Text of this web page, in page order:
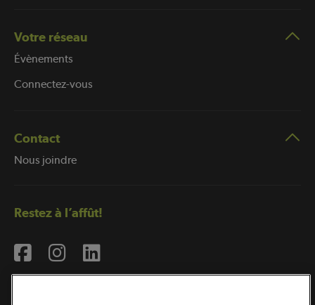
Votre réseau
Évènements
Connectez-vous
Contact
Nous joindre
Restez à l’affût!